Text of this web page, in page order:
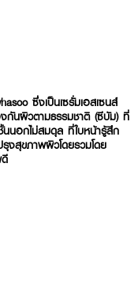
ซึ่งเป็นเซรั่มเอสเซนส์
งกันผิวตามธรรมชาติ (ซีบัม) ที่
นนอกไม่สมดุล ที่ใบหน้ารู้สึก
งสุขภาพผิวโดยรวมโดย